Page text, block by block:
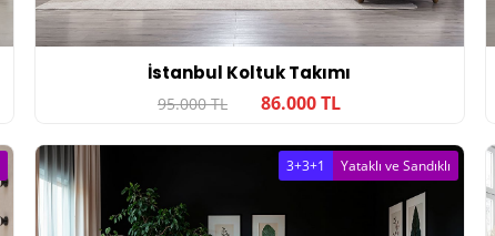
İstanbul Koltuk Takımı
95.000 TL 86.000 TL
3+3+1 Yataklı ve Sandıklı